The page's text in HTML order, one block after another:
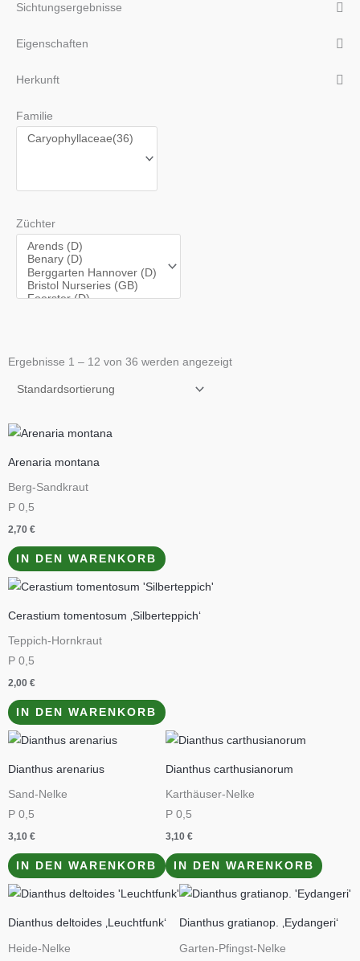
Sichtungsergebnisse
Eigenschaften
Herkunft
Familie
Züchter
Ergebnisse 1 – 12 von 36 werden angezeigt
Arenaria montana
Berg-Sandkraut
P 0,5
2,70 €
IN DEN WARENKORB
Cerastium tomentosum ‚Silberteppich‘
Teppich-Hornkraut
P 0,5
2,00 €
IN DEN WARENKORB
Dianthus arenarius
Sand-Nelke
P 0,5
3,10 €
IN DEN WARENKORB
Dianthus carthusianorum
Karthäuser-Nelke
P 0,5
3,10 €
IN DEN WARENKORB
Dianthus deltoides ‚Leuchtfunk‘
Heide-Nelke
Dianthus gratianop. ‚Eydangeri‘
Garten-Pfingst-Nelke